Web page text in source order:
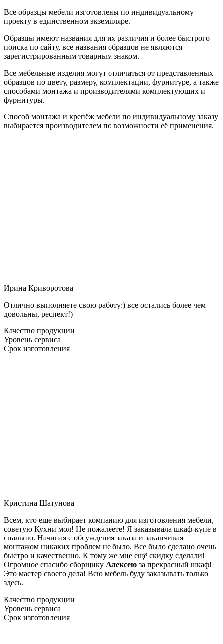
Все образцы мебели изготовлены по индивидуальному
проекту в единственном экземпляре.
Образцы имеют названия для их различия и более быстрого
поиска по сайту, все названия образцов не являются
зарегистрированным товарным знаком.
Все мебельные изделия могут отличаться от представленных
образцов по цвету, размеру, комплектации, фурнитуре, а также
способами монтажа и производителями комплектующих и
фурнитуры.
Способ монтажа и крепёж мебели по индивидуальному заказу
выбирается производителем по возможности её применения.
Ирина Криворотова
Отлично выполняете свою работу:) все остались более чем
довольны, респект!)
Качество продукции
Уровень сервиса
Срок изготовления
Кристина Шатунова
Всем, кто еще выбирает компанию для изготовления мебели,
советую Кухни мол! Не пожалеете! Я заказывала шкаф-купе в
спальню. Начиная с обсуждения заказа и заканчивая
монтажом никаких проблем не было. Все было сделано очень
быстро и качественно. К тому же мне ещё скидку сделали!
Огромное спасибо сборщику Алексею за прекрасный шкаф!
Это мастер своего дела! Всю мебель буду заказывать только
здесь.
Качество продукции
Уровень сервиса
Срок изготовления